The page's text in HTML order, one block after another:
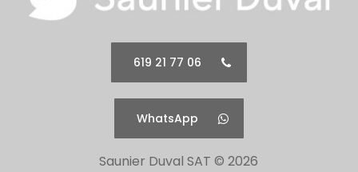
619 21 77 06
WhatsApp
Saunier Duval SAT ©2026